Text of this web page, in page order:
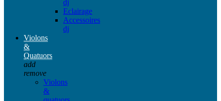
dj
Eclairage
Accessoires
dj
Violons
&
Quatuors
add
remove
Violons
&